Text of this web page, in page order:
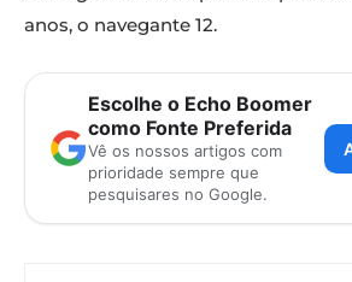
anos, o navegante 12.
Escolhe o Echo Boomer
como Fonte Preferida
Vê os nossos artigos com
prioridade sempre que
pesquisares no Google.